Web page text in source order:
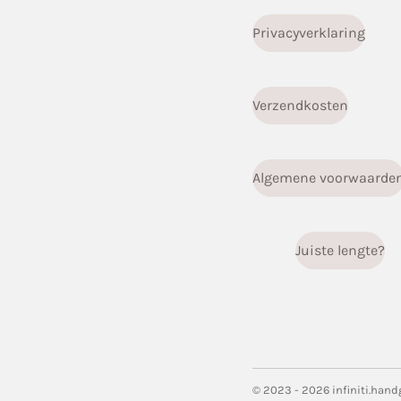
Privacyverklaring
Verzendkosten
Algemene
Juiste lengte?
© 2023 - 2026